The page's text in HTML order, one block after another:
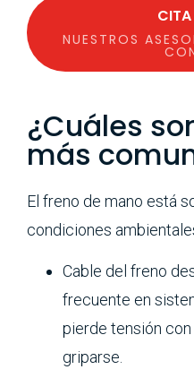
CITA
NUESTROS
¿Cuáles
más
El freno de mano está
condiciones
Cable del freno
frecuente en
pierde tensión
griparse.